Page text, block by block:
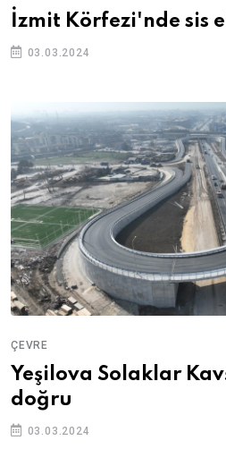
İzmit Körfezi'nde sis
03.03.2024
ÇEVRE
Yeşilova Solaklar
doğru
03.03.2024